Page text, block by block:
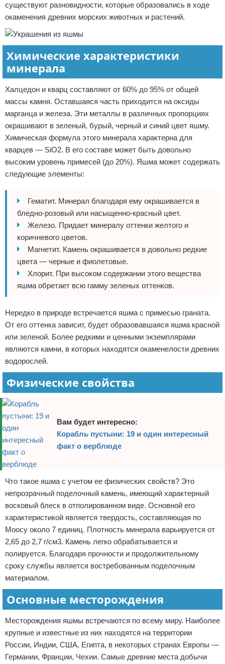
существуют разновидности, которые образовались в ходе
окаменения древних морских животных и растений.
Химические характеристики
минерала
Халцедон и кварц составляют от 60% до 95% от общей
массы камня. Оставшаяся часть приходится на оксиды
марганца и железа. Эти металлы в различных пропорциях
окрашивают в зеленый, бурый, черный и синий цвет яшму.
Химическая формула этого минерала характерна для
кварцев — SiO2. В его составе может быть довольно
высоким уровень примесей (до 20%). Яшма может содержать
следующие элементы:
Гематит. Минерал благодаря ему окрашивается в
бледно-розовый или насыщенно-красный цвет.
Железо. Придает минералу оттенки желтого и
коричневого цветов.
Магнетит. Камень окрашивается в довольно редкие
цвета — черные и фиолетовые.
Хлорит. При высоком содержании этого вещества
яшма обретает всю гамму зеленых оттенков.
Нередко в природе встречается яшма с примесью граната.
От его оттенка зависит, будет образовавшаяся яшма красной
или зеленой. Более редкими и ценными экземплярами
являются камни, в которых находятся окаменелости древних
водорослей.
Физические свойства
Вам будет интересно:
Корабль пустыни: 19 и один интересный
факт о верблюде
Что такое яшма с учетом ее физических свойств? Это
непрозрачный поделочный камень, имеющий характерный
восковый блеск в отполированном виде. Основной его
характеристикой является твердость, составляющая по
Моосу около 7 единиц. Плотность минерала варьируется от
2,65 до 2,7 г/см3. Камень легко обрабатывается и
полируется. Благодаря прочности и продолжительному
сроку службы является востребованным поделочным
материалом.
Основные месторождения
Месторождения яшмы встречаются по всему миру. Наиболее
крупные и известные из них находятся на территории
России, Индии, США, Египта, в некоторых странах Европы —
Германии, Франции, Чехии. Самые древние места добычи